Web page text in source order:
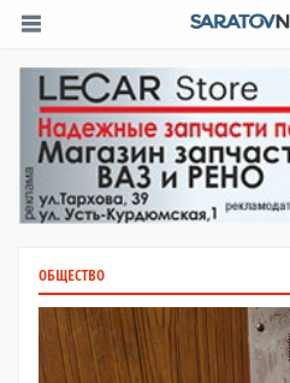
ОБЩЕСТВО